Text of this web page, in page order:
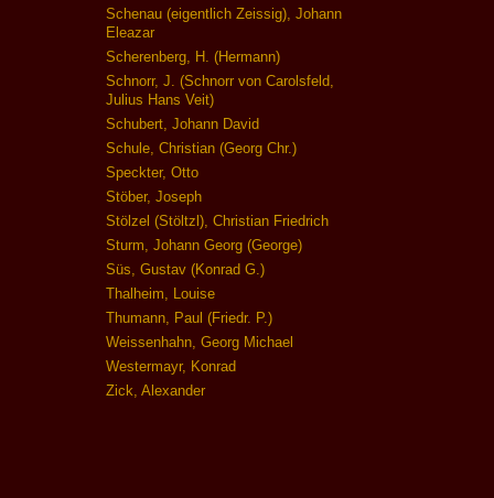
Schenau (eigentlich Zeissig), Johann
Eleazar
Scherenberg, H. (Hermann)
Schnorr, J. (Schnorr von Carolsfeld,
Julius Hans Veit)
Schubert, Johann David
Schule, Christian (Georg Chr.)
Speckter, Otto
Stöber, Joseph
Stölzel (Stöltzl), Christian Friedrich
Sturm, Johann Georg (George)
Süs, Gustav (Konrad G.)
Thalheim, Louise
Thumann, Paul (Friedr. P.)
Weissenhahn, Georg Michael
Westermayr, Konrad
Zick, Alexander